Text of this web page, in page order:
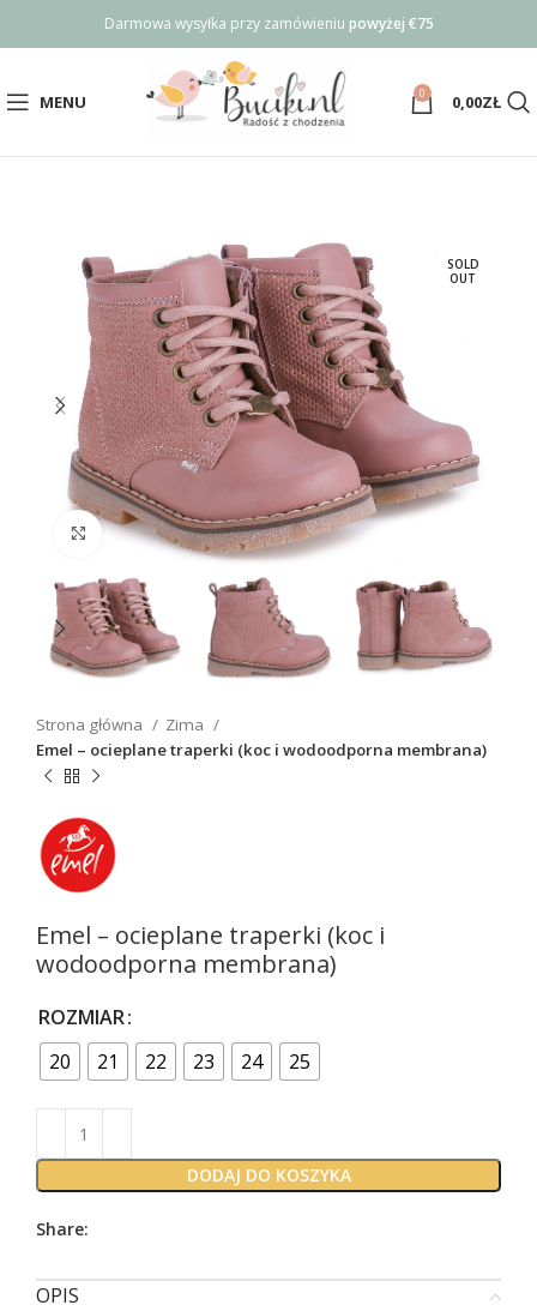
Darmowa wysyłka przy zamówieniu powyżej €75
MENU 0 0,00ZŁ
SOLD
OUT
Click to enlarge
Strona główna
Zima
Emel – ocieplane traperki (koc i wodoodporna membrana)
Emel – ocieplane traperki (koc i
wodoodporna membrana)
ROZMIAR
20
21 22 23 24 25
DODAJ DO KOSZYKA
Share:
OPIS